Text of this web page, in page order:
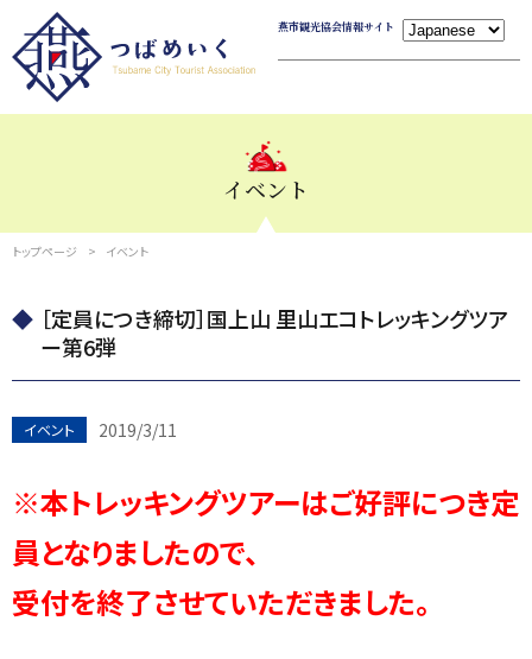
燕市観光協会情報サイト
イベント
トップページ イベント
［定員につき締切］国上山 里山エコトレッキングツア
ー第6弾
イベント 2019/3/11
※本トレッキングツアーはご好評につき定
員となりましたので、
受付を終了させていただきました。